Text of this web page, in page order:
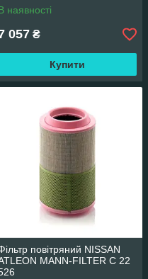
наявності
057 ₴
Купити
повітряний NISSAN
MANN-FILTER C 22